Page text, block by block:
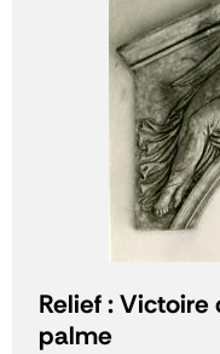
Relief :
palme